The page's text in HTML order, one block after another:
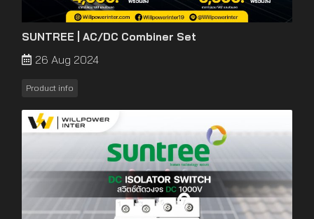
SUNTREE | AC/DC Combiner Set
26 Aug 2024
Product info